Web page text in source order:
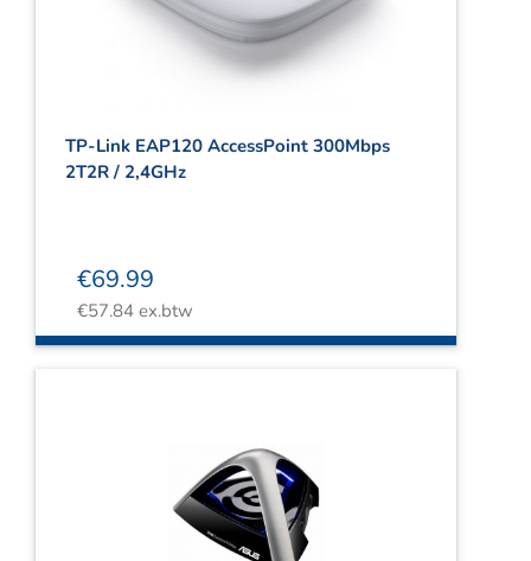
TP-Link EAP120 AccessPoint 300Mbps
2T2R / 2,4GHz
€69.99
€57.84ex.btw